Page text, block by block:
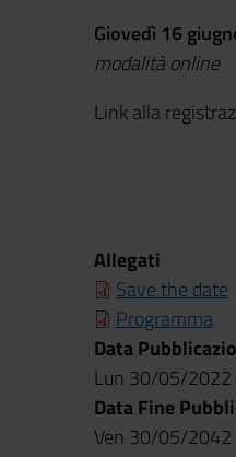
Giovedì 16
modalità online
Link alla
Allegati
Save the date
Programma
Data
Lun 30/05/
Data Fine
Ven 30/05/